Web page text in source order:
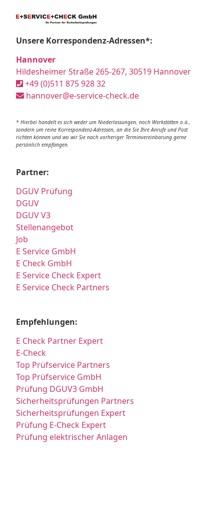
Unsere Korrespondenz-Adressen*:
Hannover
Hildesheimer Straße 265-267, 30519 Hannover
+49 (0)511 875 928 32
hannover@e-service-check.de
* Hierbei handelt es sich weder um Niederlassungen, noch Werkstätten o.ä.,
sondern um reine Korrespondenz-Adressen, an die Sie Ihre Anrufe und Post
richten können und wo wir Sie nach vorheriger Terminvereinbarung gerne
persönlich empfangen.
Partner:
DGUV Prüfung
DGUV
DGUV V3
Stellenangebot
Job
E Service GmbH
E Check GmbH
E Service Check Expert
E Service Check Partners
Empfehlungen:
E Check Partner Expert
E-Check
Top Prüfservice Partners
Top Prüfservice GmbH
Prüfung DGUV3 GmbH
Sicherheitsprüfungen Partners
Sicherheitsprüfungen Expert
Prüfung E-Check Expert
Prüfung elektrischer Anlagen